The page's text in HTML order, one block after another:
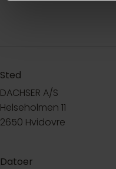
Sted
DACHSER A/S
Helseholmen 11
2650 Hvidovre
Datoer